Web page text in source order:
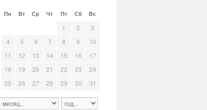
Пн Вт Ср Чт Пт Сб Вс
1 2
3
4
5 6 7 8 9
10
11
12 13 14 15 16
17
18
19 20 21 22 23
24
25
26 27 28 29 30 31